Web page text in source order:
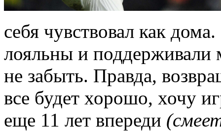
себя чувствовал как
лояльны и поддерживали
не забыть. Правда,
все будет хорошо, хочу
еще 11 лет впереди